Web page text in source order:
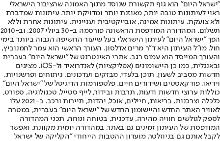
"ישראל היום" הוא גוף תקשורת שנוסד מתוך האמונה שהציבור הישראלי
ראוי לעיתונות טובה יותר, מאוזנת יותר ומדויקת יותר. עיתונות שמדברת
ולא צועקת. עיתונות אמינה, אובייקטיבית ועניינית. עיתונות אחרת וללא
תשלום. המהדורה המודפסת הראשונה פורסמה ב-30 ביולי 2007, וב-2010
הפך "ישראל היום" לעיתון הישראלי בעל שיעור החשיפה הגבוה ביותר בימי
חול. מו"ל העיתון היא ד"ר מרים אדלסון. העורך הראשי הוא עמר לחמנוביץ,
והעורך המייסד הוא עמוס רגב. אתרי האינטרנט של "ישראל היום" בעברית
ובאנגלית, כמו כן היישומונים (אפליקציות) לאנדרואיד ול-iOS, מציגים
חדשות מסביב לשעון, תוכן בלעדי, מבזקים ועדכונים, ניתוחים ופרשנויות,
וידיאו, פודקאסטים ושידורים חיים. פלטפורמות הדיגיטל של "ישראל היום"
כוללות ערוצי חדשות ודעות, תרבות ובידור, לייף סטייל, טכנולוגיה, ספורט,
כלכלה וצרכנות, בריאות, חיילים, אוכל, יהדות, תיירות ורכב. ב-2021 עלו
לאוויר האתר החדש והיישומון החדש של "ישראל היום" בעברית, במטרה
לספק לגולשים חוויה מהירה, עדכנית, בטוחה ונוחה. תכני המהדורה
המודפסת של העיתון זמינים גם באתר, במהדורה יומית מקוונת, ואפשר
לקבל אותם גם בניוזלטר. מועדון ההטבות הייחודי "הקליקה של ישראל